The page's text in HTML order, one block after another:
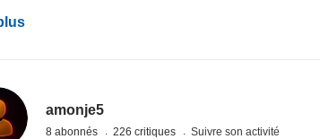
amonje5
8 abonnés 226 critiques Suivre son activité